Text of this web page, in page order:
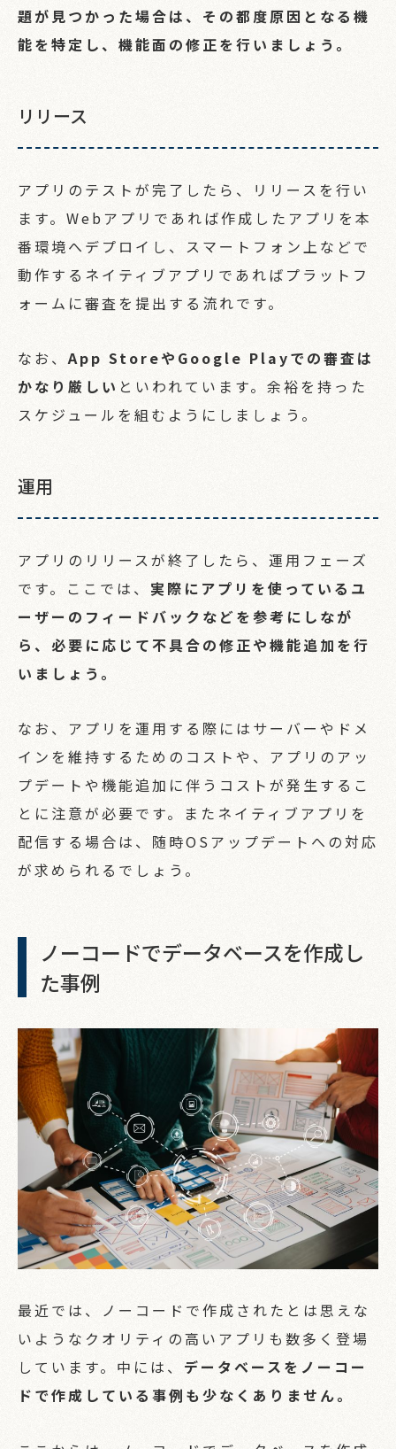
題が見つかった場合は、その都度原因となる機
能を特定し、機能面の修正を行いましょう。
リリース
アプリのテストが完了したら、リリースを行い
ます。Webアプリであれば作成したアプリを本
番環境へデプロイし、スマートフォン上などで
動作するネイティブアプリであればプラットフ
ォームに審査を提出する流れです。
なお、App StoreやGoogle Playでの審査は
かなり厳しい といわれています。余裕を持った
スケジュールを組むようにしましょう。
運用
アプリのリリースが終了したら、運用フェーズ
です。ここでは、 実際にアプリを使っているユ
ーザーのフィードバックなどを参考にしなが
ら、必要に応じて不具合の修正や機能追加を行
いましょう。
なお、アプリを運用する際にはサーバーやドメ
インを維持するためのコストや、アプリのアッ
プデートや機能追加に伴うコストが発生するこ
とに注意が必要です。またネイティブアプリを
配信する場合は、随時OSアップデートへの対応
が求められるでしょう。
ノーコードでデータベースを作成し
た事例
最近では、ノーコードで作成されたとは思えな
いようなクオリティの高いアプリも数多く登場
しています。中には、 データベースをノーコー
ドで作成している事例も少なくありません。